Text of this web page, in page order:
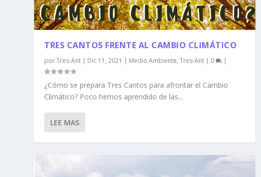
TRES CANTOS FRENTE AL CAMBIO CLIMÁTICO
porTres-Ant | Dic 11, 2021 | Medio Ambiente,Tres-Ant | 0 |
¿Cómo se prepara Tres Cantos para afrontar el Cambio
Climático? Poco hemos aprendido de las...
LEE MAS